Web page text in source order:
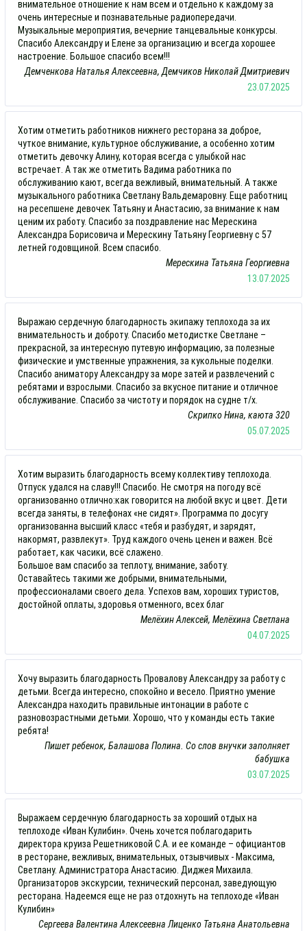
внимательное отношение к нам всем и отдельно к каждому за
очень интересные и познавательные радиопередачи.
Музыкальные мероприятия, вечерние танцевальные конкурсы.
Спасибо Александру и Елене за организацию и всегда хорошее
настроение. Большое спасибо всем!!!
Демченкова Наталья Алексеевна, Демчиков Николай Дмитриевич
23.07.2025
Хотим отметить работников нижнего ресторана за доброе,
чуткое внимание, культурное обслуживание, а особенно хотим
отметить девочку Алину, которая всегда с улыбкой нас
встречает. А так же отметить Вадима работника по
обслуживанию кают, всегда вежливый, внимательный. А также
музыкального работника Светлану Вальдемаровну. Еще работниц
на ресепшене девочек Татьяну и Анастасию, за внимание к нам
ценим их работу. Спасибо за поздравление нас Мерескина
Александра Борисовича и Мерескину Татьяну Георгиевну с 57
летней годовщиной. Всем спасибо.
Мерескина Татьяна Георгиевна
13.07.2025
Выражаю сердечную благодарность экипажу теплохода за их
внимательность и доброту. Спасибо методистке Светлане –
прекрасной, за интересную путевую информацию, за полезные
физические и умственные упражнения, за кукольные поделки.
Спасибо аниматору Александру за море затей и развлечений с
ребятами и взрослыми. Спасибо за вкусное питание и отличное
обслуживание. Спасибо за чистоту и порядок на судне т/х.
Скрипко Нина, каюта 320
05.07.2025
Хотим выразить благодарность всему коллективу теплохода.
Отпуск удался на славу!!! Спасибо. Не смотря на погоду всё
организованно отлично:как говорится на любой вкус и цвет. Дети
всегда заняты, в телефонах «не сидят». Программа по досугу
организованна высший класс «тебя и разбудят, и зарядят,
накормят, развлекут». Труд каждого очень ценен и важен. Всё
работает, как часики, всё слажено.
Большое вам спасибо за теплоту, внимание, заботу.
Оставайтесь такими же добрыми, внимательными,
профессионалами своего дела. Успехов вам, хороших туристов,
достойной оплаты, здоровья отменного, всех благ
Мелёхин Алексей, Мелёхина Светлана
04.07.2025
Хочу выразить благодарность Провалову Александру за работу с
детьми. Всегда интересно, спокойно и весело. Приятно умение
Александра находить правильные интонации в работе с
разновозрастными детьми. Хорошо, что у команды есть такие
ребята!
Пишет ребенок, Балашова Полина. Со слов внучки заполняет
бабушка
03.07.2025
Выражаем сердечную благодарность за хороший отдых на
теплоходе «Иван Кулибин». Очень хочется поблагодарить
директора круиза Решетниковой С.А. и ее команде – официантов
в ресторане, вежливых, внимательных, отзывчивых - Максима,
Светлану. Администратора Анастасию. Диджея Михаила.
Организаторов экскурсии, технический персонал, заведующую
ресторана. Надеемся еще не раз отдохнуть на теплоходе «Иван
Кулибин»
Сергеева Валентина Алексеевна Лиценко Татьяна Анатольевна